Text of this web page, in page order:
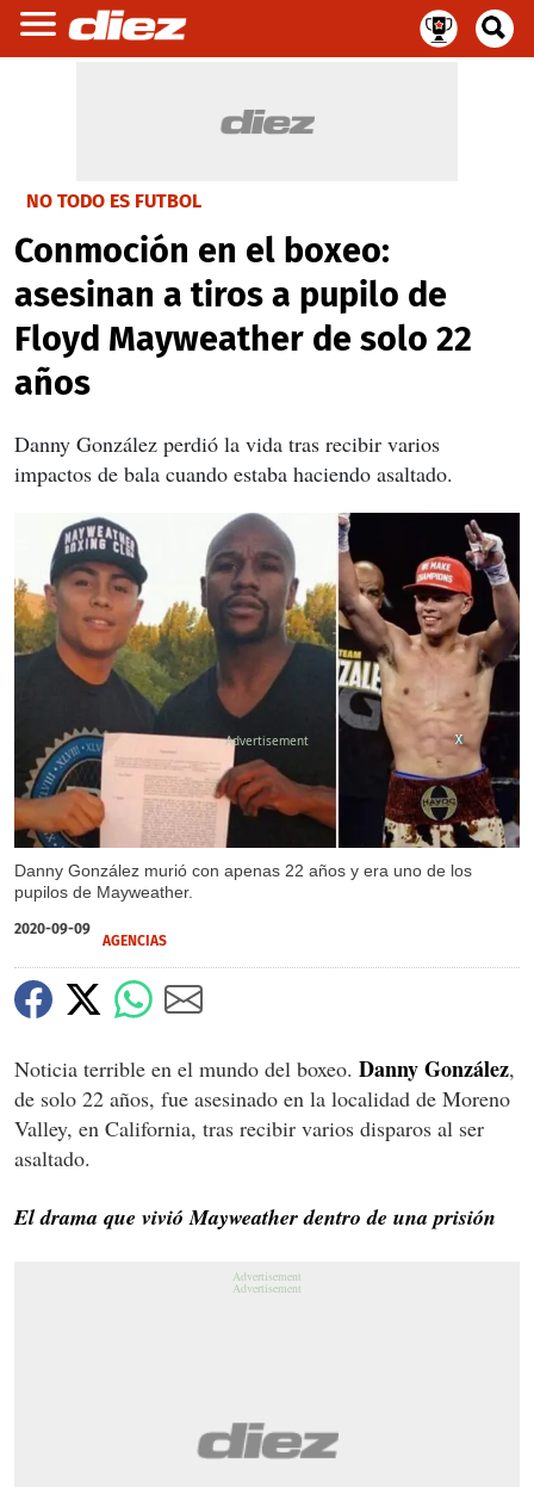
NO TODO ES FUTBOL
Conmoción en el boxeo:
asesinan a tiros a pupilo de
Floyd Mayweather de solo 22
años
Danny González perdió la vida tras recibir varios
impactos de bala cuando estaba haciendo asaltado.
Danny González murió con apenas 22 años y era uno de los
pupilos de Mayweather.
X
X
2020-09-09
AGENCIAS
Noticia terrible en el mundo del boxeo. Danny González,
de solo 22 años, fue asesinado en la localidad de Moreno
Valley, en California, tras recibir varios disparos al ser
asaltado.
El drama que vivió Mayweather dentro de una prisión